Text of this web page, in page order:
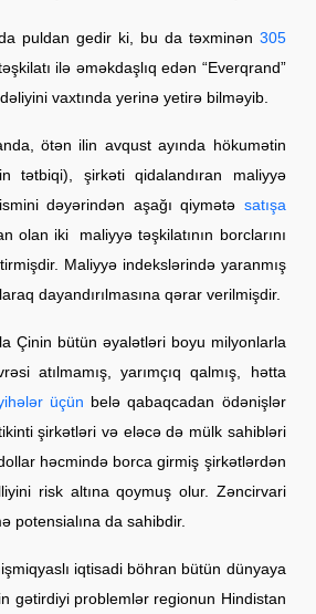
puldan gedir ki, bu da təxminən 305
ilə əməkdaşlıq edən “Everqrand”
vaxtında yerinə yetirə bilməyib.
ötən ilin avqust ayında hökumətin
tətbiqi), şirkəti qidalandıran maliyyə
dəyərindən aşağı qiymətə satışa
olan iki maliyyə təşkilatının borclarını
Maliyyə indekslərində yaranmış
dayandırılmasına qərar verilmişdir.
Çinin bütün əyalətləri boyu milyonlarla
atılmamış, yarımçıq qalmış, hətta
üçün belə qabaqcadan ödənişlər
şirkətləri və eləcə də mülk sahibləri
həcmində borca girmiş şirkətlərdən
risk altına qoymuş olur. Zəncirvari
potensialına da sahibdir.
iqtisadi böhran bütün dünyaya
gətirdiyi problemlər regionun Hindistan